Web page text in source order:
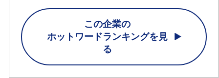
この企業の
ホットワードランキングを見
る